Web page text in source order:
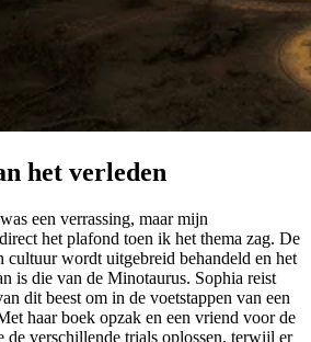
het verleden
een verrassing, maar mijn
het plafond toen ik het thema zag. De
cultuur wordt uitgebreid behandeld en het
is die van de Minotaurus. Sophia reist
dit beest om in de voetstappen van een
haar boek opzak en een vriend voor de
de verschillende trials oplossen, terwijl er